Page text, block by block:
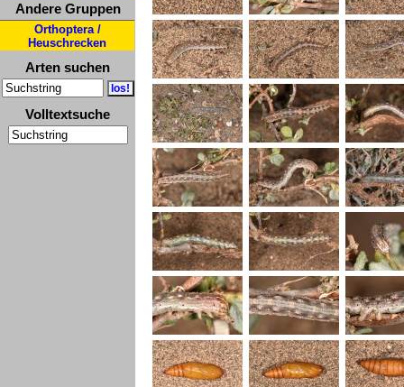
Andere Gruppen
Orthoptera /
Heuschrecken
Arten suchen
Volltextsuche